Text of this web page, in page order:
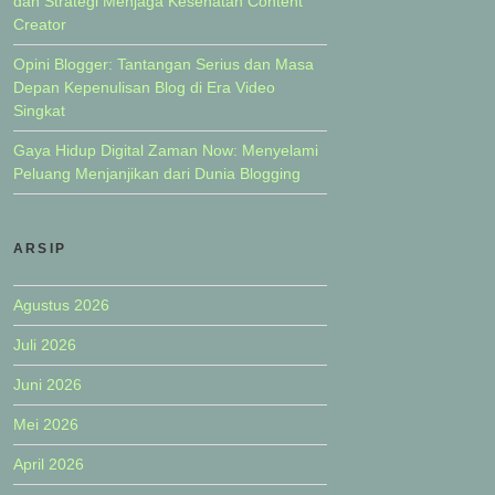
Creator
Opini Blogger: Tantangan Serius dan Masa
Depan Kepenulisan Blog di Era Video
Singkat
Gaya Hidup Digital Zaman Now: Menyelami
Peluang Menjanjikan dari Dunia Blogging
ARSIP
Agustus 2026
Juli 2026
Juni 2026
Mei 2026
April 2026